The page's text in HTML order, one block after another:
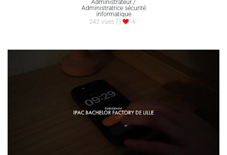
Administrateur /
Administratrice sécurité
informatique
242 vues
4